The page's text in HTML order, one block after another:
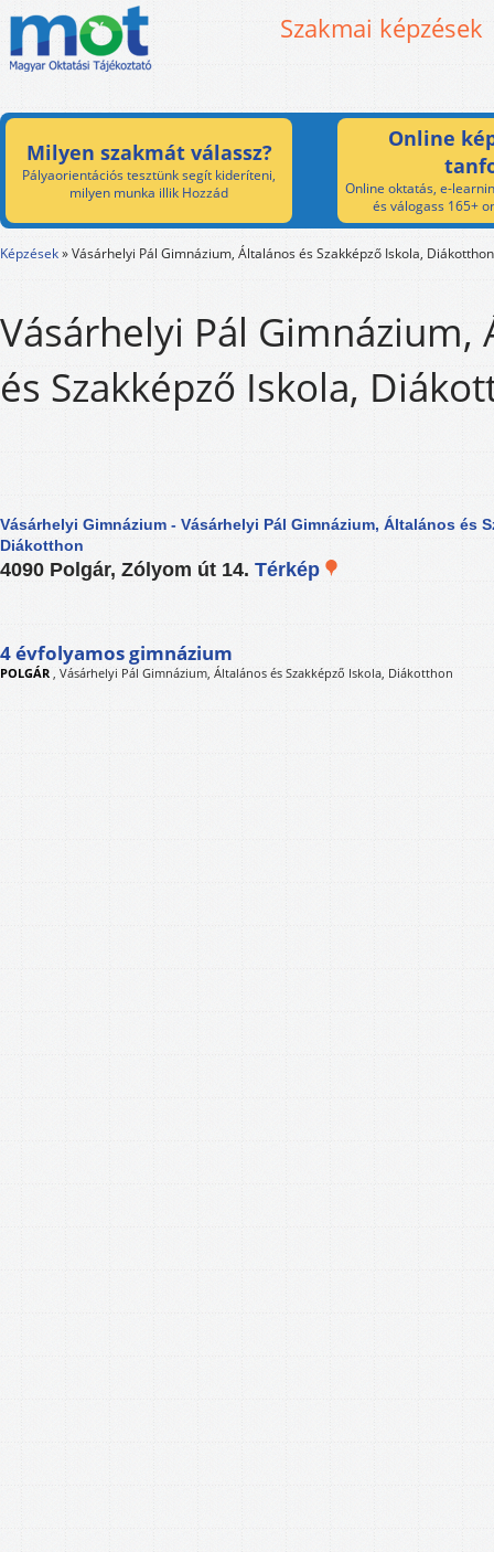
Szakmai képzések
Milyen szakmát válassz?
Pályaorientációs tesztünk segít kideríteni,
milyen munka illik Hozzád
Online
Online oktatás, e-
és válogass 165+
Képzések»Vásárhelyi Pál Gimnázium, Általános és Szakképző Iskola, Diákotthon
Vásárhelyi Pál Gimnázium,
és Szakképző Iskola,
Vásárhelyi Gimnázium - Vásárhelyi Pál Gimnázium, Általános és
Diákotthon
4090 Polgár, Zólyom út 14. Térkép
4 évfolyamos gimnázium
POLGÁR Vásárhelyi Pál Gimnázium, Általános és Szakképző Iskola, Diákotthon